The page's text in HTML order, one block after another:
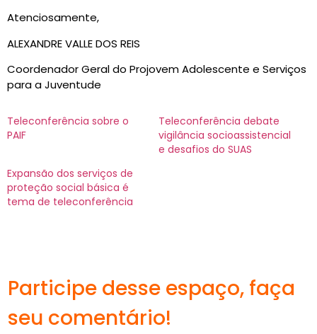
Atenciosamente,
ALEXANDRE VALLE DOS REIS
Coordenador Geral do Projovem Adolescente e Serviços
para a Juventude
Teleconferência sobre o
PAIF
Teleconferência debate
vigilância socioassistencial
e desafios do SUAS
Expansão dos serviços de
proteção social básica é
tema de teleconferência
Participe desse espaço, faça
seu comentário!